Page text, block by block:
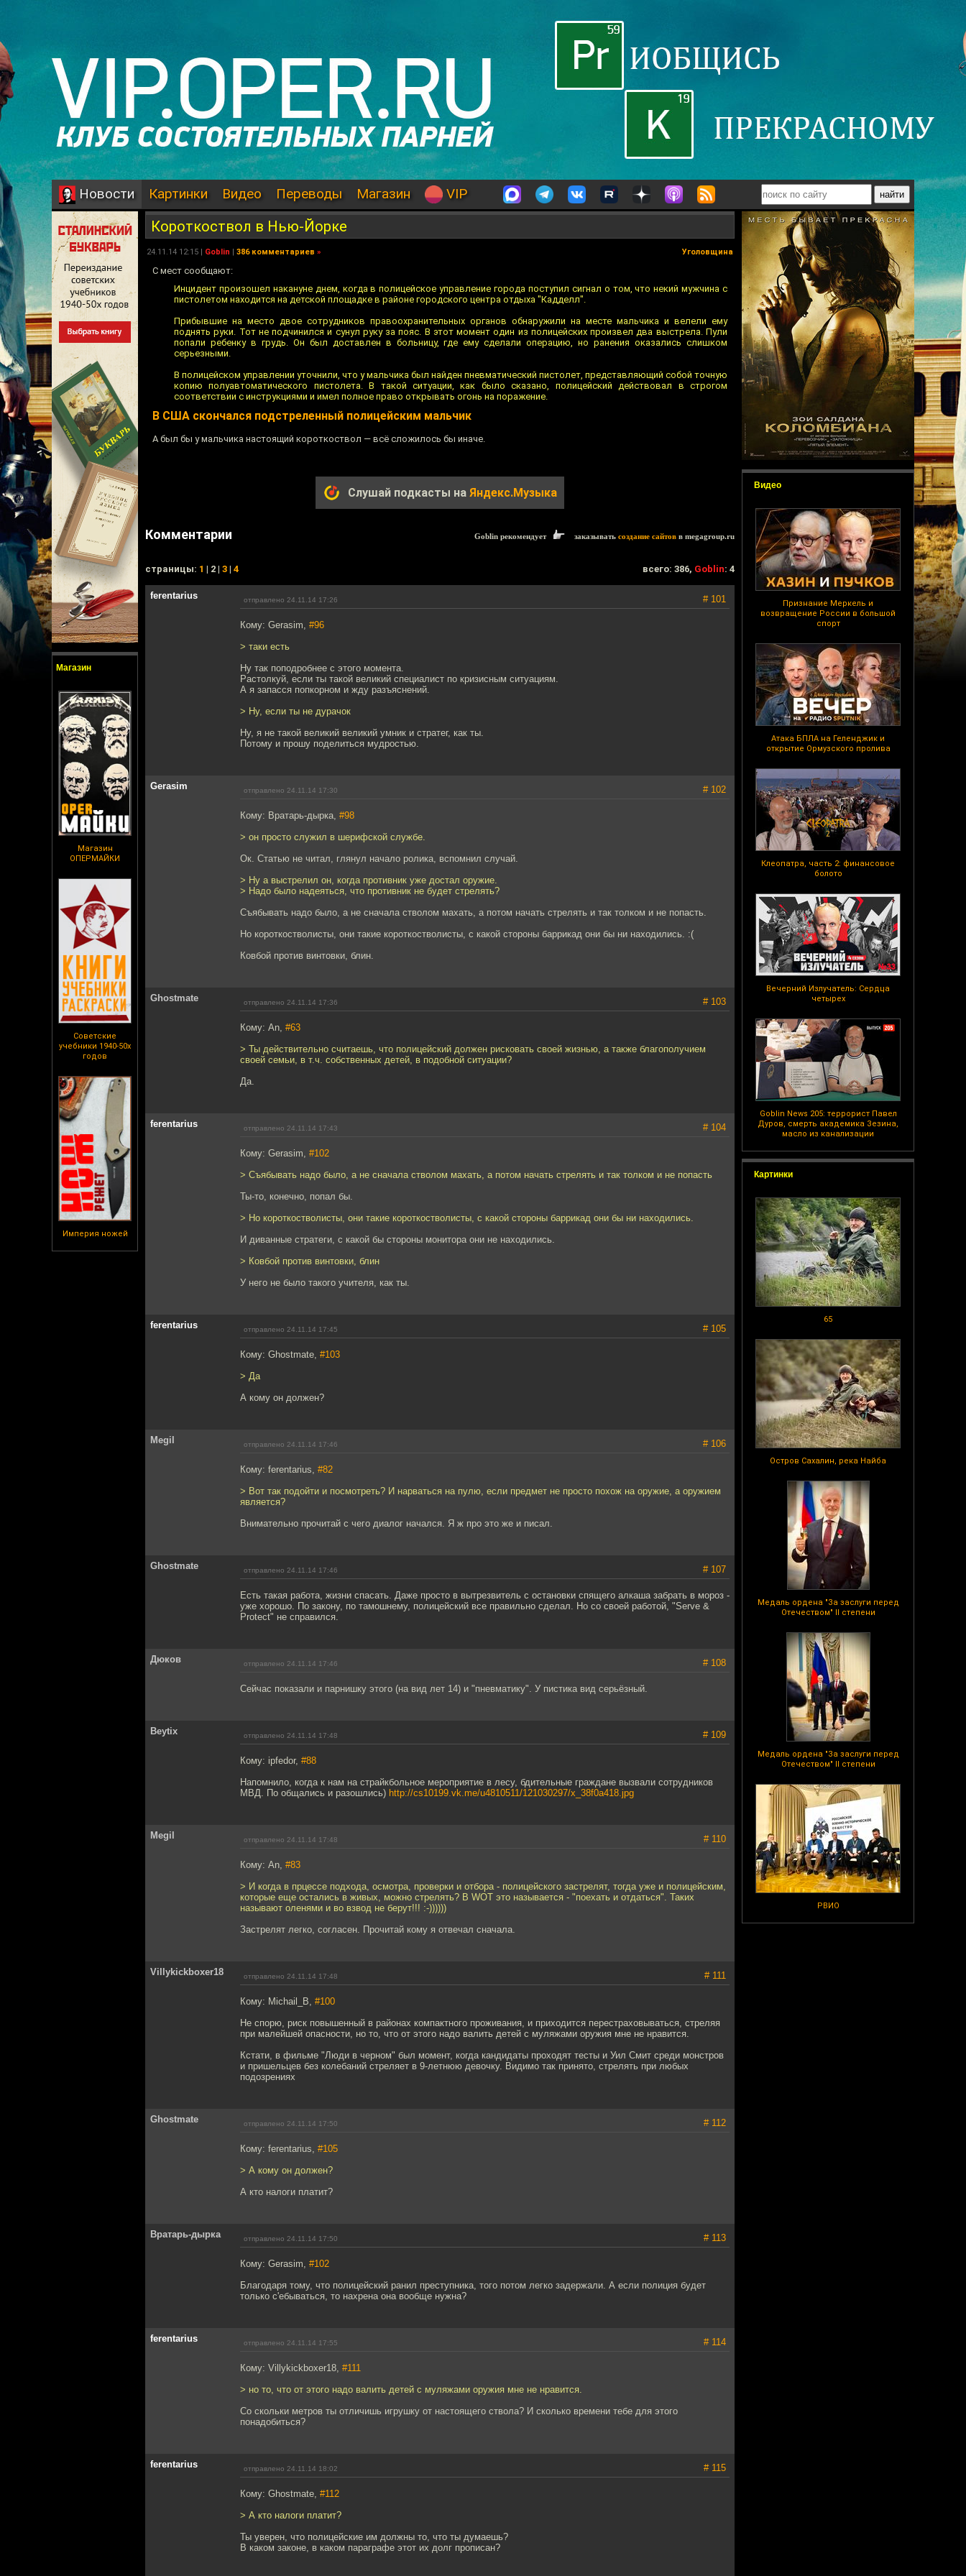
Новости Картинки Видео Переводы Магазин VIP
Магазин
Магазин
ОПЕРМАЙКИ
Советские
учебники 1940-50х
годов
Империя ножей
Видео
Признание Меркель и
возвращение России в большой
спорт
Атака БПЛА на Геленджик и
открытие Ормузского пролива
Клеопатра, часть 2: финансовое
болото
Вечерний Излучатель: Сердца
четырех
Goblin News 205: террорист Павел
Дуров, смерть академика Зезина,
масло из канализации
Картинки
65
Остров Сахалин, река Найба
Медаль ордена "За заслуги перед
Отечеством" II степени
Медаль ордена "За заслуги перед
Отечеством" II степени
РВИО
Короткоствол в Нью-Йорке
24.11.14 12:15 | Goblin | 386 комментариев » Уголовщина
С мест сообщают:
Инцидент произошел накануне днем, когда в полицейское управление города поступил сигнал о том, что некий мужчина с
пистолетом находится на детской площадке в районе городского центра отдыха "Кадделл".
Прибывшие на место двое сотрудников правоохранительных органов обнаружили на месте мальчика и велели ему
поднять руки. Тот не подчинился и сунул руку за пояс. В этот момент один из полицейских произвел два выстрела. Пули
попали ребенку в грудь. Он был доставлен в больницу, где ему сделали операцию, но ранения оказались слишком
серьезными.
В полицейском управлении уточнили, что у мальчика был найден пневматический пистолет, представляющий собой точную
копию полуавтоматического пистолета. В такой ситуации, как было сказано, полицейский действовал в строгом
соответствии с инструкциями и имел полное право открывать огонь на поражение.
В США скончался подстреленный полицейским мальчик
А был бы у мальчика настоящий короткоствол — всё сложилось бы иначе.
Слушай подкасты на Яндекс.Музыка
Комментарии Goblin рекомендует заказывать создание сайтов в megagroup.ru
cтраницы: 1 | 2 | 3 | 4 всего: 386, Goblin: 4
ferentarius отправлено 24.11.14 17:26 # 101
Кому: Gerasim, #96
> таки есть
Ну так поподробнее с этого момента.
Растолкуй, если ты такой великий специалист по кризисным ситуациям.
А я запасся попкорном и жду разъяснений.
> Ну, если ты не дурачок
Ну, я не такой великий великий умник и стратег, как ты.
Потому и прошу поделиться мудростью.
Gerasim отправлено 24.11.14 17:30 # 102
Кому: Вратарь-дырка, #98
> он просто служил в шерифской службе.
Ок. Статью не читал, глянул начало ролика, вспомнил случай.
> Ну а выстрелил он, когда противник уже достал оружие.
> Надо было надеяться, что противник не будет стрелять?
Съябывать надо было, а не сначала стволом махать, а потом начать стрелять и так толком и не попасть.
Но короткостволисты, они такие короткостволисты, с какой стороны баррикад они бы ни находились. :(
Ковбой против винтовки, блин.
Ghostmate отправлено 24.11.14 17:36 # 103
Кому: An, #63
> Ты действительно считаешь, что полицейский должен рисковать своей жизнью, а также благополучием
своей семьи, в т.ч. собственных детей, в подобной ситуации?
Да.
ferentarius отправлено 24.11.14 17:43 # 104
Кому: Gerasim, #102
> Съябывать надо было, а не сначала стволом махать, а потом начать стрелять и так толком и не попасть
Ты-то, конечно, попал бы.
> Но короткостволисты, они такие короткостволисты, с какой стороны баррикад они бы ни находились.
И диванные стратеги, с какой бы стороны монитора они не находились.
> Ковбой против винтовки, блин
У него не было такого учителя, как ты.
ferentarius отправлено 24.11.14 17:45 # 105
Кому: Ghostmate, #103
> Да
А кому он должен?
Megil отправлено 24.11.14 17:46 # 106
Кому: ferentarius, #82
> Вот так подойти и посмотреть? И нарваться на пулю, если предмет не просто похож на оружие, а оружием
является?
Внимательно прочитай с чего диалог начался. Я ж про это же и писал.
Ghostmate отправлено 24.11.14 17:46 # 107
Есть такая работа, жизни спасать. Даже просто в вытрезвитель с остановки спящего алкаша забрать в мороз -
уже хорошо. По закону, по тамошнему, полицейский все правильно сделал. Но со своей работой, "Serve &
Protect" не справился.
Дюков отправлено 24.11.14 17:46 # 108
Сейчас показали и парнишку этого (на вид лет 14) и "пневматику". У пистика вид серьёзный.
Beytix отправлено 24.11.14 17:48 # 109
Кому: ipfedor, #88
Напомнило, когда к нам на страйкбольное мероприятие в лесу, бдительные граждане вызвали сотрудников
МВД. По общались и разошлись) http://cs10199.vk.me/u4810511/121030297/x_38f0a418.jpg
Megil отправлено 24.11.14 17:48 # 110
Кому: An, #83
> И когда в прцессе подхода, осмотра, проверки и отбора - полицейского застрелят, тогда уже и полицейским,
которые еще остались в живых, можно стрелять? В WOT это называется - "поехать и отдаться". Таких
называют оленями и во взвод не берут!!! :-))))))
Застрелят легко, согласен. Прочитай кому я отвечал сначала.
Villykickboxer18 отправлено 24.11.14 17:48 # 111
Кому: Michail_B, #100
Не спорю, риск повышенный в районах компактного проживания, и приходится перестраховываться, стреляя
при малейшей опасности, но то, что от этого надо валить детей с муляжами оружия мне не нравится.
Кстати, в фильме "Люди в черном" был момент, когда кандидаты проходят тесты и Уил Смит среди монстров
и пришельцев без колебаний стреляет в 9-летнюю девочку. Видимо так принято, стрелять при любых
подозрениях
Ghostmate отправлено 24.11.14 17:50 # 112
Кому: ferentarius, #105
> А кому он должен?
А кто налоги платит?
Вратарь-дырка отправлено 24.11.14 17:50 # 113
Кому: Gerasim, #102
Благодаря тому, что полицейский ранил преступника, того потом легко задержали. А если полиция будет
только с'ебываться, то нахрена она вообще нужна?
ferentarius отправлено 24.11.14 17:55 # 114
Кому: Villykickboxer18, #111
> но то, что от этого надо валить детей с муляжами оружия мне не нравится.
Со скольки метров ты отличишь игрушку от настоящего ствола? И сколько времени тебе для этого
понадобиться?
ferentarius отправлено 24.11.14 18:02 # 115
Кому: Ghostmate, #112
> А кто налоги платит?
Ты уверен, что полицейские им должны то, что ты думаешь?
В каком законе, в каком параграфе этот их долг прописан?